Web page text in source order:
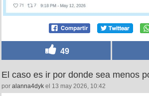
49
El caso es ir por donde sea menos
por alanna4dyk el 13 may 2026, 10:42